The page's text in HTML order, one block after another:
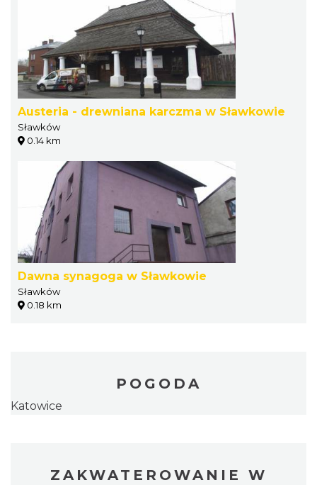
Austeria - drewniana karczma w Sławkowie
Sławków
0.14 km
Dawna synagoga w Sławkowie
Sławków
0.18 km
POGODA
Katowice
ZAKWATEROWANIE W